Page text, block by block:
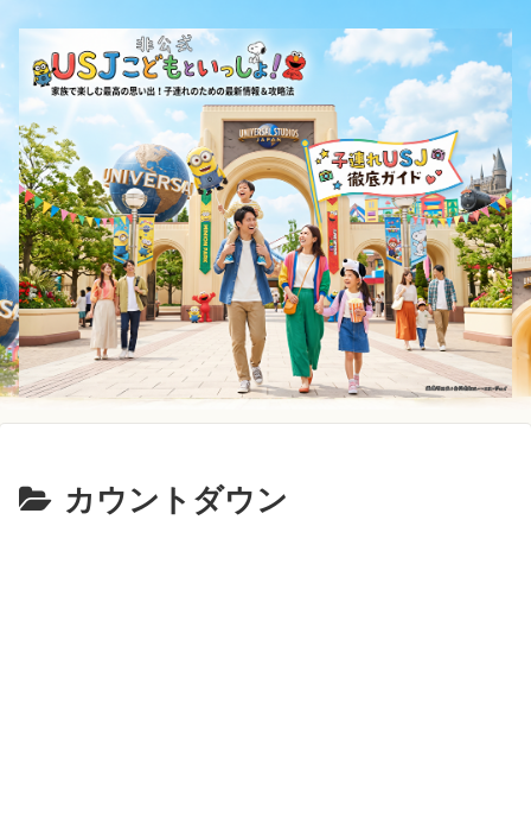
カウントダウン